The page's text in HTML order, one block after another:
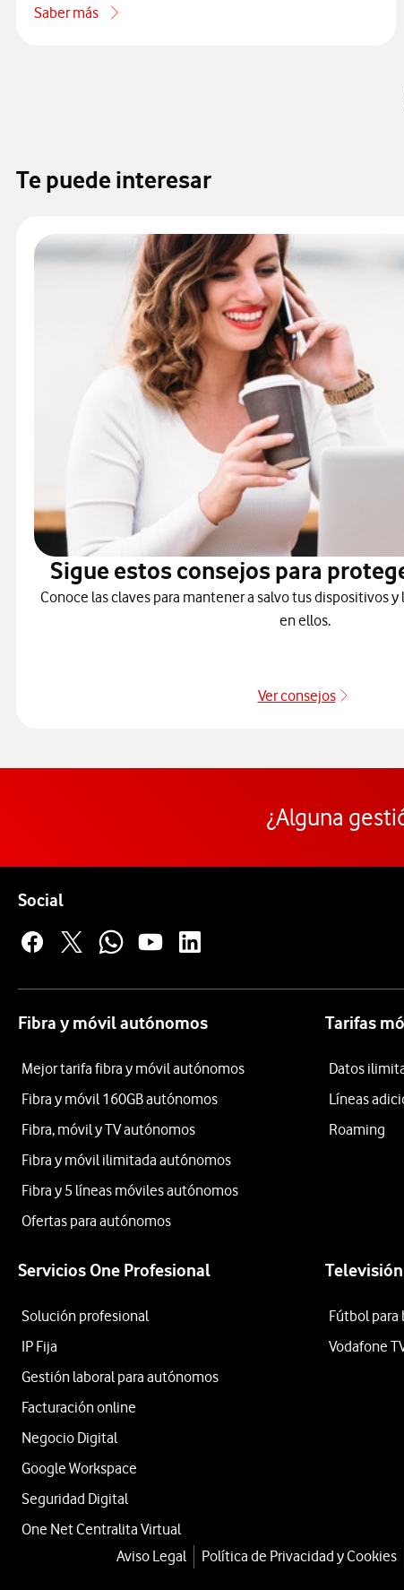
Saber más
acerca de Cómo contactar con atención al cliente de
Te puede interesar
Sigue estos consejos para
Conoce las claves para mantener a salvo tus dispositivos
en ellos.
Ver consejos
¿Alguna
SocialEnlaces a las redes sociales de Vodafone
Fibra y móvil autónomos
Mejor tarifa fibra y móvil autónomos
Fibra y móvil 160GB autónomos
Fibra, móvil y TV autónomos
Fibra y móvil ilimitada autónomos
Fibra y 5 líneas móviles autónomos
Ofertas para autónomos
Tarifas
Datos
Líneas
Roaming
Servicios One Profesional
Solución profesional
IP Fija
Gestión laboral para autónomos
Facturación online
Negocio Digital
Google Workspace
Seguridad Digital
One Net Centralita Virtual
Televisión
Fútbol para
Vodafone
Aviso Legal Política de Privacidad y Cookies